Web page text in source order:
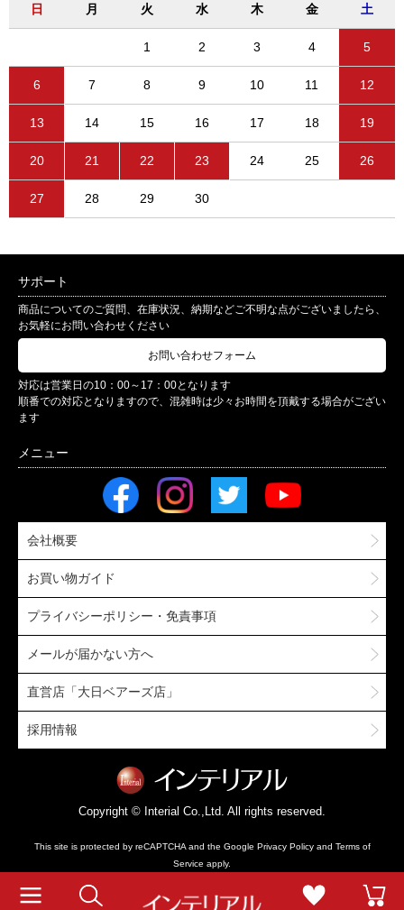
日 月 火 水 木 金 土
1 2 3 4 5
6 7 8 9 10 11 12
13 14 15 16 17 18 19
20 21 22 23 24 25 26
27 28 29 30
サポート
商品についてのご質問、在庫状況、納期などご不明な点がございましたら、
お気軽にお問い合わせください
お問い合わせフォーム
対応は営業日の10：00～17：00となります
順番での対応となりますので、混雑時は少々お時間を頂戴する場合がござい
ます
会社概要
お買い物ガイド
プライバシーポリシー・免責事項
メールが届かない方へ
直営店「大日ベアーズ店」
採用情報
Copyright © Interial Co.,Ltd. All rights reserved.
This site is protected by reCAPTCHA and the Google Privacy Policyand Terms of
Service apply.